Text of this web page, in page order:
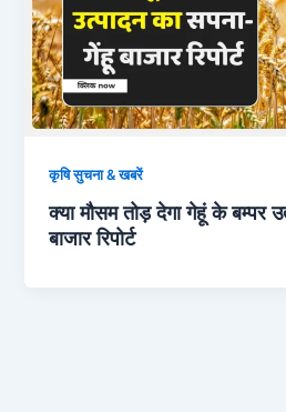
कृषि सुचना & खबरें
क्या मौसम तोड़ देगा गेहूं के बम्पर
बाजार रिपोर्ट